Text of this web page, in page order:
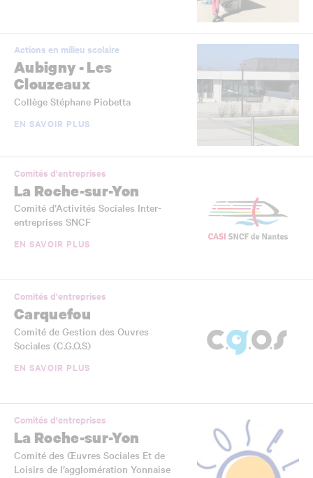
Actions en milieu scolaire
Aubigny - Les
Clouzeaux
Collège Stéphane Piobetta
EN SAVOIR PLUS
Comités d'entreprises
La Roche-sur-Yon
Comité d’Activités Sociales Inter-
entreprises SNCF
EN SAVOIR PLUS
Comités d'entreprises
Carquefou
Comité de Gestion des Ouvres
Sociales (C.G.O.S)
EN SAVOIR PLUS
Comités d'entreprises
La Roche-sur-Yon
Comité des Œuvres Sociales Et de
Loisirs de l’agglomération Yonnaise